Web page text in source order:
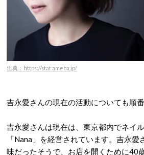
出典：https://stat.ameba.jp/
吉永愛さんの現在の活動についても順
吉永愛さんは現在は、東京都内でネイ
「Nana」を経営されています。吉永
味だったそうで、お店を開くために40